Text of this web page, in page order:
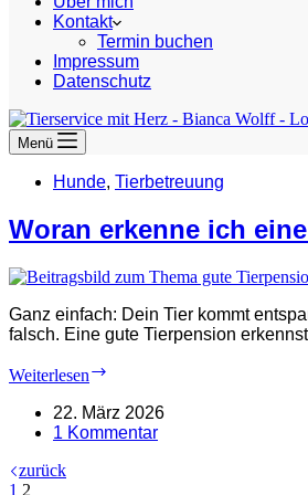
Kontakt
Termin buchen
Impressum
Datenschutz
Menü
Hunde, Tierbetreuung
Woran erkenne ich
Ganz einfach: Dein Tier kommt
falsch. Eine gute Tierpension
Weiterlesen
ich
eine
22. März 2026
1 Kommentar
zurück
1 2